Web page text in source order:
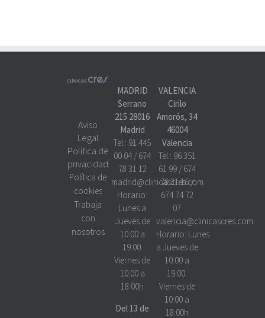
Aviso
Legal
Política de
privacidad
Política de
cookies
Trabaja
con
nosotros
MADRID
Serrano
215 28016
Madrid
Tel.: 91 445
00 04/ 674
78 31 12
madrid@clinicascres.com
Horario:
Lunes a
Jueves de
10:00 a
19:00.
Viernes de
10:00 a
18:00h
Del 13 de
VALENCIA
Cirilo
Amorós, 34
46004
Valencia
Tel.: 96 351
61 99/ 674
78 31 16/
674 74 72
07
valencia@clinicascres.com
Horario: Lunes
a Jueves de
10:00 a
19:00.
Viernes de
10:00 a
18:00h